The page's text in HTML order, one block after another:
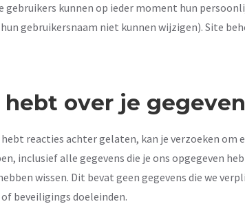
kunnen op ieder moment hun
gebruikersnaam niet kunnen wijzigen). Site
over je
reacties achter gelaten, kan je verzoeken om
inclusief alle gegevens die je ons opgegeven
wissen. Dit bevat geen gegevens die we
beveiligings doeleinden.